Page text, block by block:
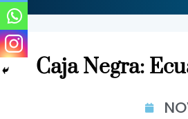
Caja Negra: